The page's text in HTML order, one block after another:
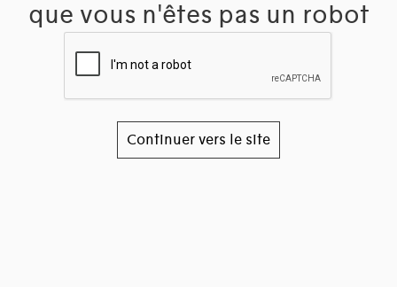
que vous n'êtes pas un robot
Continuer vers le site